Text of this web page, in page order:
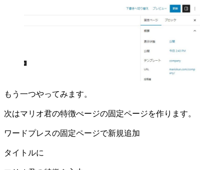
もう一つやってみます。
次はマリオ君の特徴ぺージの固定ページを作ります。
ワードプレスの固定ページで新規追加
タイトルに